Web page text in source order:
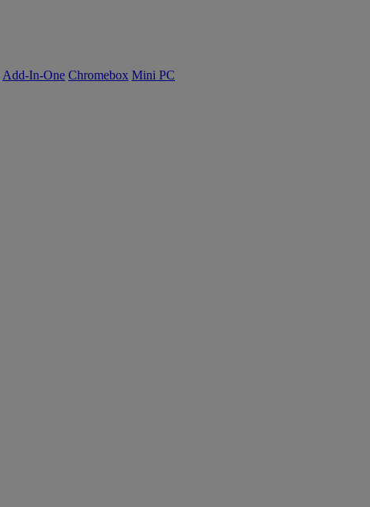
Add-In-One Chromebox Mini PC